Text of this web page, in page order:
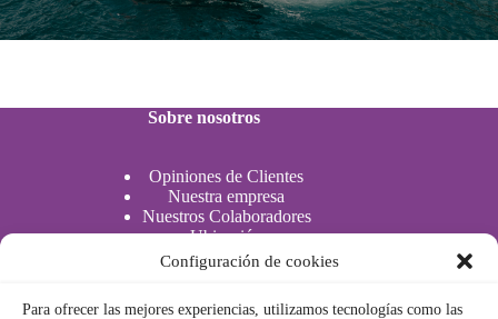
Configuración de cookies
Para ofrecer las mejores experiencias, utilizamos tecnologías como las
Sobre nosotros
Opiniones de Clientes
Nuestra empresa
Nuestros Colaboradores
Ubicación
Actividades Acuáticas